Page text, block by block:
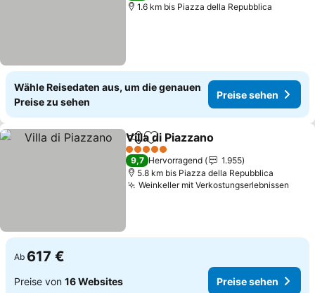
1.6 km bis Piazza della Repubblica
Wähle Reisedaten aus, um die genauen
Preise zu sehen
Preise sehen
TeilenZu Favoriten hinzufügen
Villa di Piazzano
5 Sterne
9,7 Hervorragend
1.955
5.8 km bis Piazza della Repubblica
Weinkeller mit Verkostungserlebnissen
Ab 617 €
Preise von 16 Websites Preise sehen